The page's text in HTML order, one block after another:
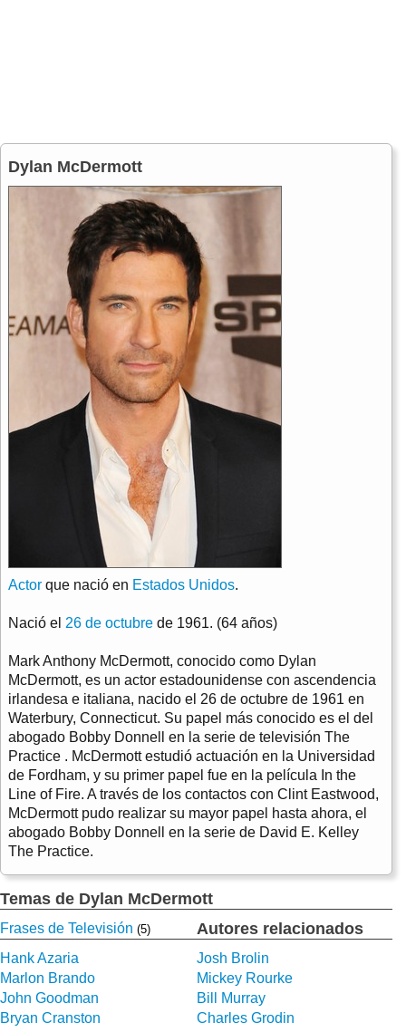
Dylan McDermott
Actor que nació en Estados Unidos.
Nació el 26 de octubre de 1961. (64 años)
Mark Anthony McDermott, conocido como Dylan
McDermott, es un actor estadounidense con ascendencia
irlandesa e italiana, nacido el 26 de octubre de 1961 en
Waterbury, Connecticut. Su papel más conocido es el del
abogado Bobby Donnell en la serie de televisión The
Practice . McDermott estudió actuación en la Universidad
de Fordham, y su primer papel fue en la película In the
Line of Fire. A través de los contactos con Clint Eastwood,
McDermott pudo realizar su mayor papel hasta ahora, el
abogado Bobby Donnell en la serie de David E. Kelley
The Practice.
Temas de Dylan McDermott
Frases de Televisión (5) Autores relacionados
Hank Azaria
Josh Brolin
Marlon Brando
Mickey Rourke
John Goodman
Bill Murray
Bryan Cranston
Charles Grodin